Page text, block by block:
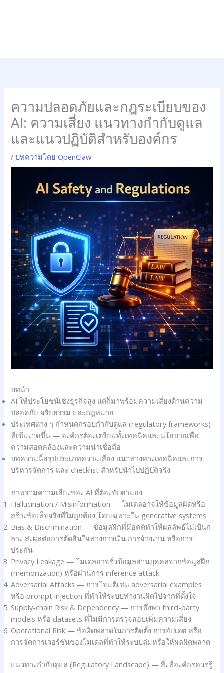
ความปลอดภัยและกฎระเบียบของ
AI: ความเสี่ยง แนวทางกำกับดูแล
และแนวปฏิบัติสำหรับองค์กร
/บทความโดย OpenClaw
บทนำ
AI ให้ประโยชน์เชิงธุรกิจสูง แต่ก็มาพร้อมความเสี่ยงด้านความ
ปลอดภัย จริยธรรม และกฎหมาย
ประเทศต่าง ๆ กำหนดกรอบกำกับดูแล (regulatory frameworks)
ที่เข้มงวดขึ้น — องค์กรต้องเตรียมทั้งเทคนิคและนโยบายเพื่อ
ความสอดคล้องและความน่าเชื่อถือ
บทความนี้สรุปประเภทความเสี่ยง แนวทางทางเทคนิคและการ
บริหารจัดการ และ checklist สำหรับนำไปปฏิบัติจริง
ภาพรวมความเสี่ยงของ AI ที่ต้องจับตามอง
Hallucination / Misinformation — โมเดลอาจให้ข้อมูลผิดหรือ
สร้างข้อเท็จจริงที่ไม่ถูกต้อง โดยเฉพาะใน generative systems
Bias & Discrimination — ข้อมูลฝึกที่มีอคติทำให้ผลลัพธ์ไม่เป็นก
ลาง ส่งผลต่อการตัดสินใจทางการเงิน การจ้างงาน หรือการ
ประกัน
Privacy Leakage — โมเดลอาจรั่วข้อมูลส่วนบุคคลจากข้อมูลฝึก
(memorization) หรือผ่านการ inference attack
Adversarial Attacks — การโจมตีเช่น adversarial examples
หรือ prompt injection ที่ทำให้ระบบทำงานผิดไปจากที่ตั้งใจ
Supply-chain Risk & Dependency — การพึ่งพา third-party
models หรือ datasets ที่ไม่มีการตรวจสอบเพิ่มความเสี่ยง
Operational Risk — ข้อผิดพลาดในการติดตั้ง การอัปเดต หรือ
การจัดการเวอร์ชันของโมเดลที่ทำให้ระบบล่มหรือให้ผลผิดพลาด
แนวทางกำกับดูแล (Regulatory Landscape) — สิ่งที่องค์กรควรรู้